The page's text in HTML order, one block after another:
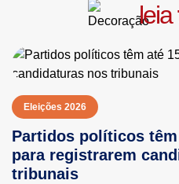
leia
Eleições 2026
Partidos políticos
para registrarem
tribunais